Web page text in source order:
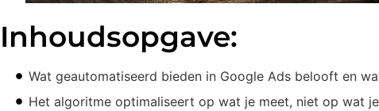
Inhoudsopgave:
Wat geautomatiseerd bieden in Google Ads belooft en
Het algoritme optimaliseert op wat je meet, niet op wat